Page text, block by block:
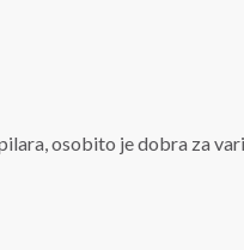
osobito je dobra za